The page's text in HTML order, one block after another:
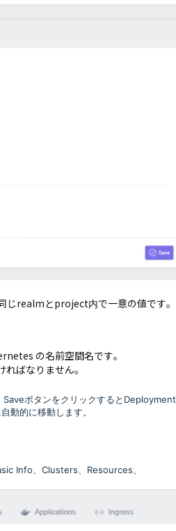
realmとproject内で一意の値です。
の名前空間名です。
ばなりません。
ボタンをクリックするとDeployment
動的に移動します。
Info、Clusters、Resources、